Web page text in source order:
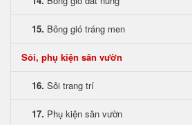
15. Bông gió tráng men
Sỏi, phụ kiện sân vườn
16. Sỏi trang trí
17. Phụ kiện sân vườn